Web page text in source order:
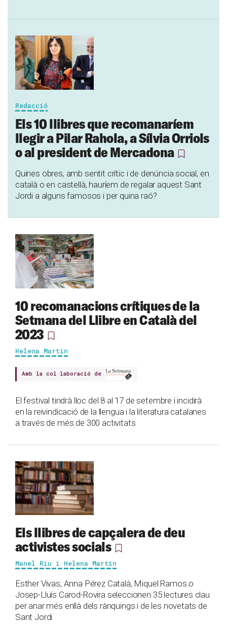
Redacció
Els 10 llibres que recomanaríem
llegir a Pilar Rahola, a Sílvia Orriols
o al president de Mercadona
Quines obres, amb sentit crític i de denúncia social, en
català o en castellà, hauríem de regalar aquest Sant
Jordi a alguns famosos i per quina raó?
10 recomanacions crítiques de la
Setmana del Llibre en Català del
2023
Helena Martín
Amb la col·laboració de
El festival tindrà lloc del 8 al 17 de setembre i incidirà
en la reivindicació de la llengua i la literatura catalanes
a través de més de 300 activitats
Els llibres de capçalera de deu
activistes socials
Manel Riu i Helena Martín
Esther Vivas, Anna Pérez Català, Miquel Ramos o
Josep-Lluís Carod-Rovira seleccionen 35 lectures clau
per anar més enllà dels rànquings i de les novetats de
Sant Jordi